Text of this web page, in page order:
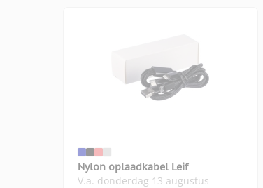
Nylon oplaadkabel Leif
V.a. donderdag 13 augustus